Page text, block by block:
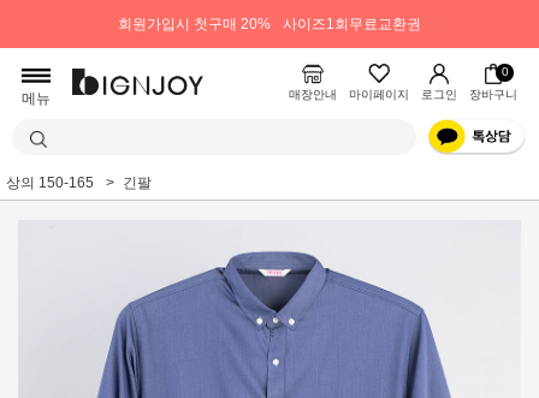
회원가입시 첫구매 20% 사이즈1회무료교환권
메뉴 매장안내 마이페이지 로그인
0
장바구니
상의 150-165 긴팔